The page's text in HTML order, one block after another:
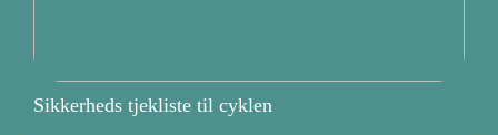
Sikkerheds tjekliste til cyklen